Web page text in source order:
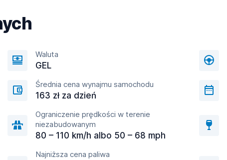
Waluta
GEL
Średnia cena wynajmu samochodu
163 zł za dzień
Ograniczenie prędkości w terenie
niezabudowanym
80 – 110 km/h albo 50 – 68 mph
Najniższa cena paliwa